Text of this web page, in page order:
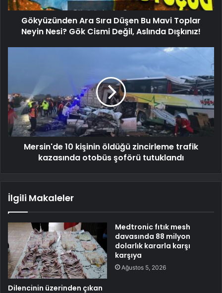
Gökyüzünden Ara Sıra Düşen Bu Mavi Toplar
Neyin Nesi? Gök Cismi Değil, Aslında Dışkınız!
Mersin'de 10 kişinin öldüğü zincirleme trafik
kazasında otobüs şoförü tutuklandı
İlgili Makaleler
Dilencinin üzerinden çıkan
Medtronic fıtık mesh
davasında 88 milyon
dolarlık kararla karşı
karşıya
Ağustos 5, 2026